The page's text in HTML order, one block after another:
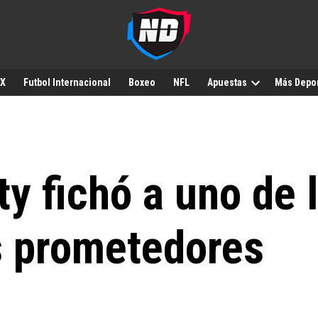
Futbol Internacional Boxeo NFL Apuestas Más
fichó a uno de